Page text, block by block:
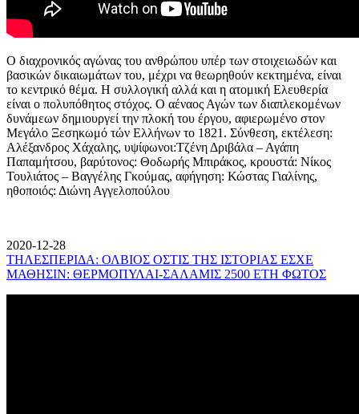
Ο διαχρονικός αγώνας του ανθρώπου υπέρ των στοιχειωδών και
βασικών δικαιωμάτων του, μέχρι να θεωρηθούν κεκτημένα, είναι
το κεντρικό θέμα. Η συλλογική αλλά και η ατομική Ελευθερία
είναι ο πολυπόθητος στόχος. Ο αέναος Αγών των διαπλεκομένων
δυνάμεων δημιουργεί την πλοκή του έργου, αφιερωμένο στον
Μεγάλο Ξεσηκωμό τών Ελλήνων το 1821. Σύνθεση, εκτέλεση:
Αλέξανδρος Χάχαλης, υψίφωνοι:Τζένη Δριβάλα – Αγάπη
Παπαμήτσου, βαρύτονος: Θοδωρής Μπιράκος, κρουστά: Νίκος
Τουλιάτος – Βαγγέλης Γκούμας, αφήγηση: Κώστας Γιαλίνης,
ηθοποιός: Διώνη Αγγελοπούλου
2020-12-28
ΤΗΛΕΣΠΕΡΙΔΑ: ΟΛΒΙΟΣ ΟΣΤΙΣ ΤΗΣ ΙΣΤΟΡΙΑΣ ΕΣΧΕ
ΜΑΘΗΣΙΝ: ΘΕΡΜΟΠΥΛΑΙ-ΣΑΛΑΜΙΣ 2500 ΕΤΗ ΦΩΤΟΣ